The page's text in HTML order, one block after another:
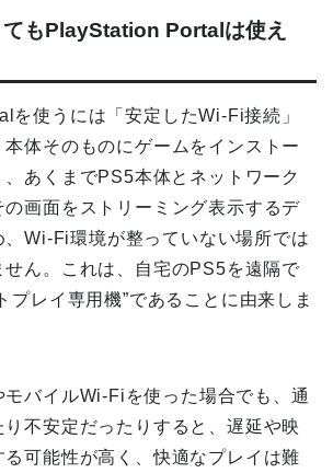
もPlayStation Portalは使え
を使うには「安定したWi-Fi接続」
体そのものにゲームをインストー
、あくまでPS5本体とネットワーク
画面をストリーミング表示するデ
、Wi-Fi環境が整っていない場所では
せん。これは、自宅のPS5を遠隔で
プレイ専用機”であることに由来しま
バイルWi-Fiを使った場合でも、通
不安定だったりすると、遅延や映
可能性が高く、快適なプレイは難